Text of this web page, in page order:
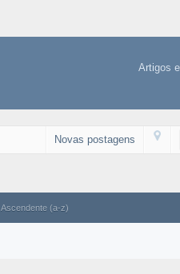
Artigos
Novas postagens
Ascendente (a-z)